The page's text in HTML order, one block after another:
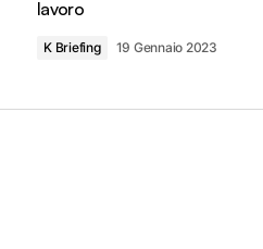
lavoro
K Briefing 19 Gennaio 2023